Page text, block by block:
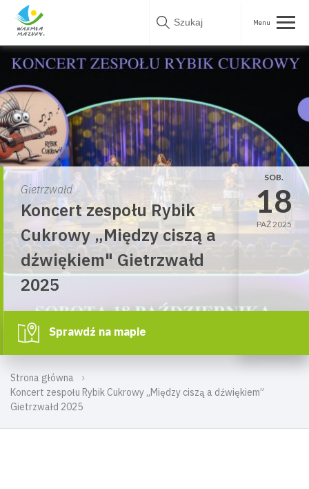
Skip
Strona główna
Koncert zespołu Rybik Cukrowy „Między ciszą a dźwiękiem”
Gietrzwałd 2025
Gietrzwałd
Koncert zespołu Rybik
Cukrowy „Między ciszą a
dźwiękiem" Gietrzwałd
2025
SOB.
18
PAŹ 2025
Sprawdź na mapie